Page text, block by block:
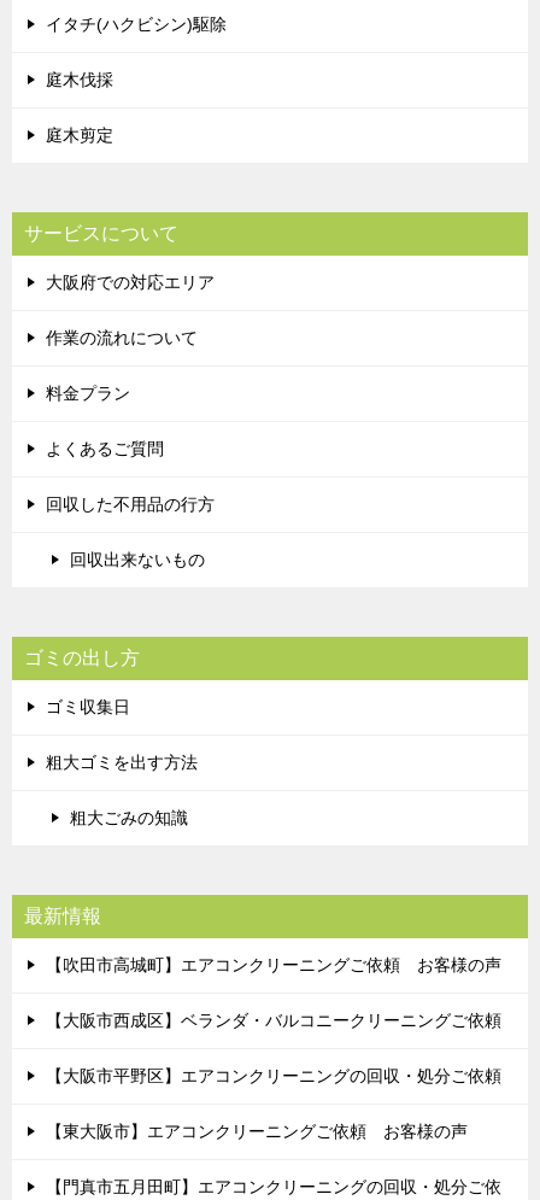
イタチ(ハクビシン)駆除
庭木伐採
庭木剪定
サービスについて
大阪府での対応エリア
作業の流れについて
料金プラン
よくあるご質問
回収した不用品の行方
回収出来ないもの
ゴミの出し方
ゴミ収集日
粗大ゴミを出す方法
粗大ごみの知識
最新情報
【吹田市高城町】エアコンクリーニングご依頼 お客様の声
【大阪市西成区】ベランダ・バルコニークリーニングご依頼
【大阪市平野区】エアコンクリーニングの回収・処分ご依頼
【東大阪市】エアコンクリーニングご依頼 お客様の声
【門真市五月田町】エアコンクリーニングの回収・処分ご依